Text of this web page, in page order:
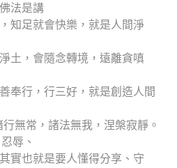
法是講
知足就會快樂，就是人間淨
土，會隨念轉境，遠離貪嗔
奉行，行三好，就是創造人間
無常，諸法無我，涅槃寂靜。
辱、
實也就是要人懂得分享、守